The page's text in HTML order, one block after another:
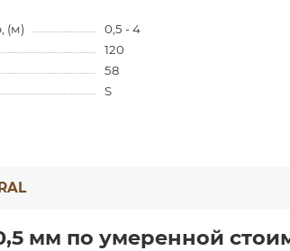
(м)
0,5 - 4
120
58
S
мм по умеренной